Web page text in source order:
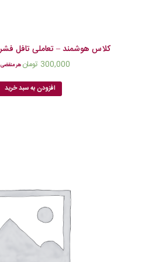
کلاس هوشمند – تعاملی تافل فشرده
300,000 تومان هر
افزودن به سبد خرید